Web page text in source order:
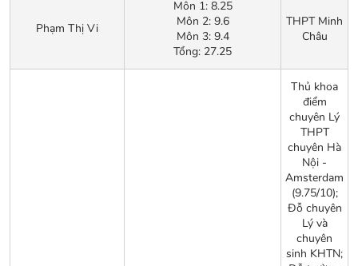
Phạm Thị Vi
Môn 1: 8.25
Môn 2: 9.6
Môn 3: 9.4
Tổng: 27.25
THPT Minh
Châu
Thủ khoa
điểm
chuyên Lý
THPT
chuyên Hà
Nội -
Amsterdam
(9.75/10);
Đỗ chuyên
Lý và
chuyên
sinh KHTN;